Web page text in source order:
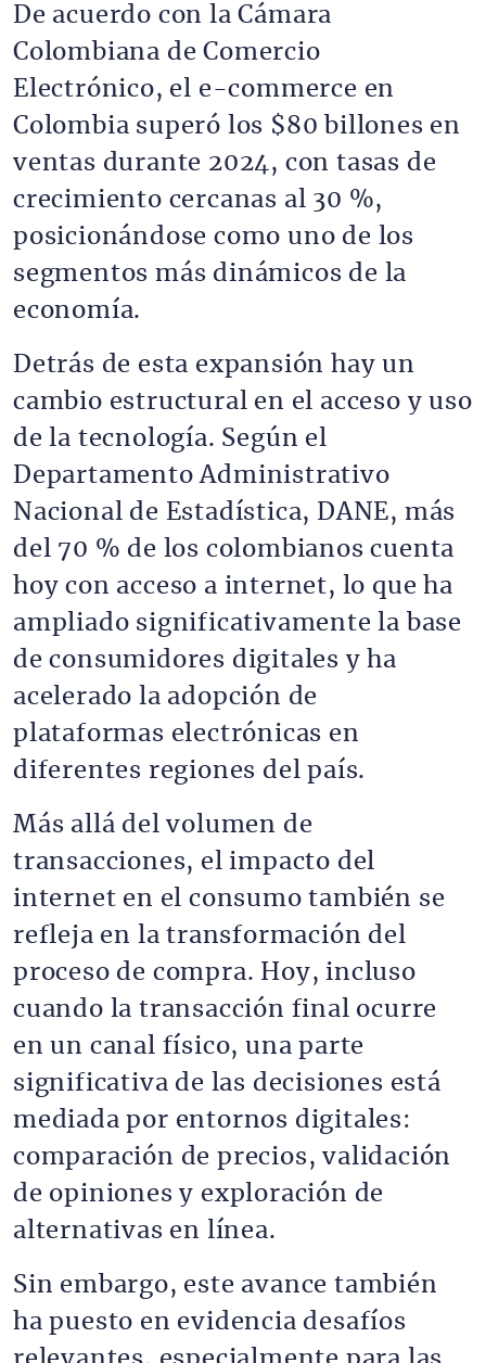
De acuerdo con la Cámara
Colombiana de Comercio
Electrónico, el e-commerce en
Colombia superó los $80 billones en
ventas durante 2024, con tasas de
crecimiento cercanas al 30 %,
posicionándose como uno de los
segmentos más dinámicos de la
economía.
Detrás de esta expansión hay un
cambio estructural en el acceso y uso
de la tecnología. Según el
Departamento Administrativo
Nacional de Estadística, DANE, más
del 70 % de los colombianos cuenta
hoy con acceso a internet, lo que ha
ampliado significativamente la base
de consumidores digitales y ha
acelerado la adopción de
plataformas electrónicas en
diferentes regiones del país.
Más allá del volumen de
transacciones, el impacto del
internet en el consumo también se
refleja en la transformación del
proceso de compra. Hoy, incluso
cuando la transacción final ocurre
en un canal físico, una parte
significativa de las decisiones está
mediada por entornos digitales:
comparación de precios, validación
de opiniones y exploración de
alternativas en línea.
Sin embargo, este avance también
ha puesto en evidencia desafíos